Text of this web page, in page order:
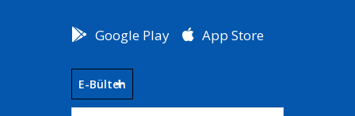
Google Play App Store
E-Bülten